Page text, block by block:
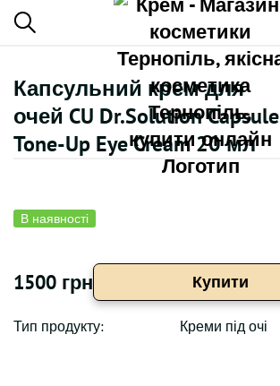
Капсульний крем для
очей CU Dr.Solution Capsule
Tone-Up Eye Cream 20 мл
В наявності
1500 грн Купити
Тип продукту: Креми під очі